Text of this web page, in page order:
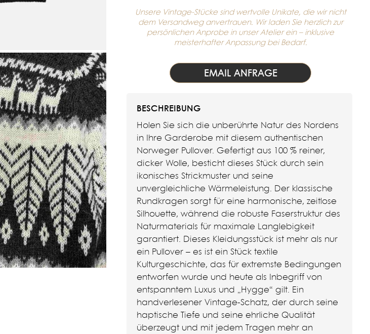
Unsere Vintage-Stücke sind wertvolle Unikate, die wir nicht
dem Versandweg anvertrauen. Wir laden Sie herzlich zur
persönlichen Anprobe in unser Atelier ein – inklusive
meisterhafter Anpassung bei Bedarf.
EMAIL ANFRAGE
BESCHREIBUNG
Holen Sie sich die unberührte Natur des Nordens
in Ihre Garderobe mit diesem authentischen
Norweger Pullover. Gefertigt aus 100 % reiner,
dicker Wolle, besticht dieses Stück durch sein
ikonisches Strickmuster und seine
unvergleichliche Wärmeleistung. Der klassische
Rundkragen sorgt für eine harmonische, zeitlose
Silhouette, während die robuste Faserstruktur des
Naturmaterials für maximale Langlebigkeit
garantiert. Dieses Kleidungsstück ist mehr als nur
ein Pullover – es ist ein Stück textile
Kulturgeschichte, das für extremste Bedingungen
entworfen wurde und heute als Inbegriff von
entspanntem Luxus und „Hygge“ gilt. Ein
handverlesener Vintage-Schatz, der durch seine
haptische Tiefe und seine ehrliche Qualität
überzeugt und mit jedem Tragen mehr an